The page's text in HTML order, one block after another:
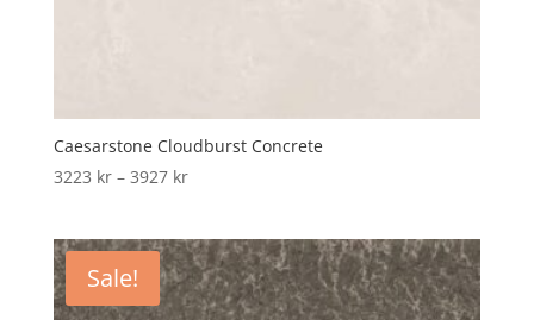
Caesarstone Cloudburst Concrete
3223 kr – 3927 krPrice
through
3927 kr
Sale!